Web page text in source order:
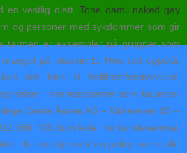
en vestlig diett,Tone damli naked gay
og personer med sykdommer som gir
tarmen er eksempler på grupper som
på vitamin E. Hvis det oppstår
det føre til fertilitetsforstyrrelser,
i nervesystemet som balanse-
Bente Åsnes AS – Kirkeveien 93 –
666 733 Som leder for kundeservice,
du kanskje med en policy om at alle